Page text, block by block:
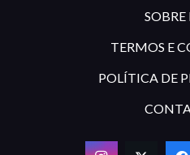
SOBRE
TERMOS E
POLÍTICA DE